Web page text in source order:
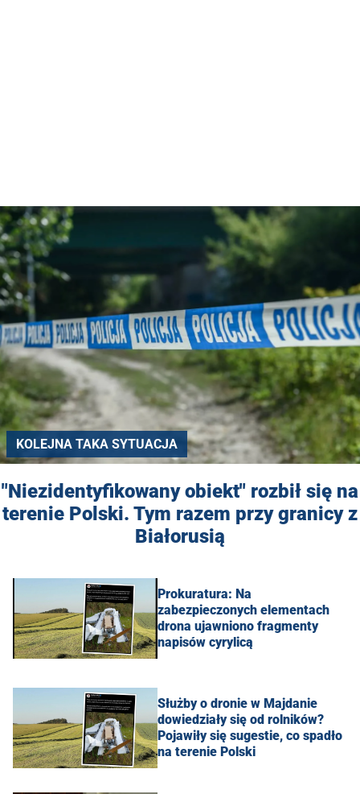
KOLEJNA TAKA SYTUACJA
"Niezidentyfikowany obiekt" rozbił się na
terenie Polski. Tym razem przy granicy z
Białorusią
Prokuratura: Na
zabezpieczonych elementach
drona ujawniono fragmenty
napisów cyrylicą
Służby o dronie w Majdanie
dowiedziały się od rolników?
Pojawiły się sugestie, co spadło
na terenie Polski